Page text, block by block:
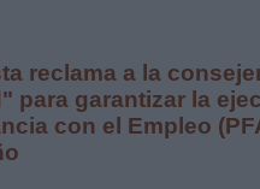
reclama a la
para garantizar la
con el Empleo